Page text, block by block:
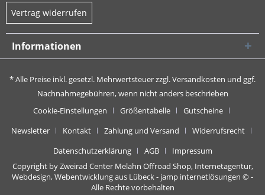
Vertrag widerrufen
Informationen
* Alle Preise inkl. gesetzl. Mehrwertsteuer zzgl.Versandkosten und ggf.
Nachnahmegebühren, wenn nicht anders beschrieben
Cookie-Einstellungen
Größentabelle
Gutscheine
Newsletter
Kontakt Zahlung und Versand
Widerrufsrecht
Datenschutzerklärung
AGB
Impressum
Copyright by Zweirad Center Melahn Offroad Shop, Internetagentur,
Webdesign, Webentwicklung aus Lübeck - jamp internetlösungen © -
Alle Rechte vorbehalten